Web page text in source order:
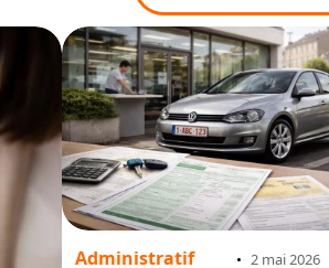
Administratif 2 mai 2026